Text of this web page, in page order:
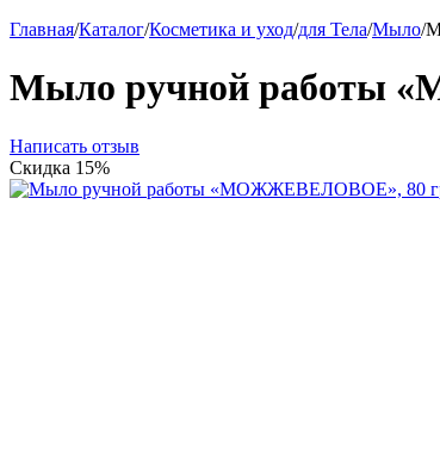
Главная/Каталог/Косметика и уход/для Тела/Мыло/
Мыло ручной работы
Написать отзыв
Скидка 15%